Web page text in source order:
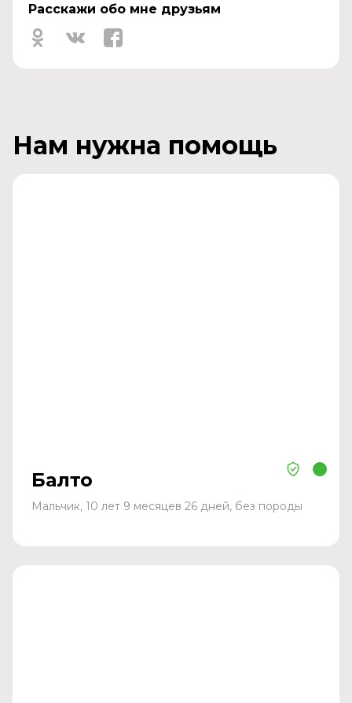
Расскажи обо мне друзьям
Нам нужна помощь
Балто
Мальчик, 10 лет 9 месяцев 26 дней, без породы